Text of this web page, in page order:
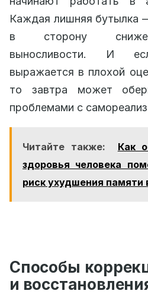
Каждая лишняя бутылка
в сторону
выносливости. И
выражается в плохой
то завтра может
проблемами с
Читайте также:
Как
здоровья человека
риск ухудшения памяти
Способы
и